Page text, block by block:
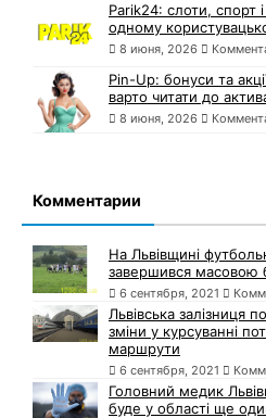
Parik24: слоти, спорт
одному
8 июня, 2026
Pin-Up: бонуси та
варто читати до
8 июня, 2026
Комментарии
На Львівщині
завершився масовою
6 сентября, 2021
Львівська залізниця
зміни у курсуванні
маршрути
6 сентября, 2021
Головний медик
буде у області ще